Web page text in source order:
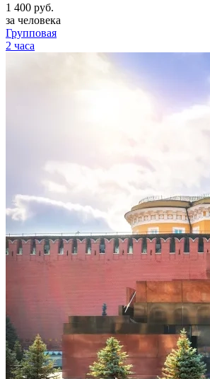
1 400 руб.
за человека
Групповая
2 часа